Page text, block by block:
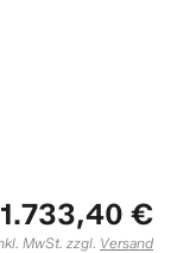
1.733,40 €
MwSt. zzgl. Versand